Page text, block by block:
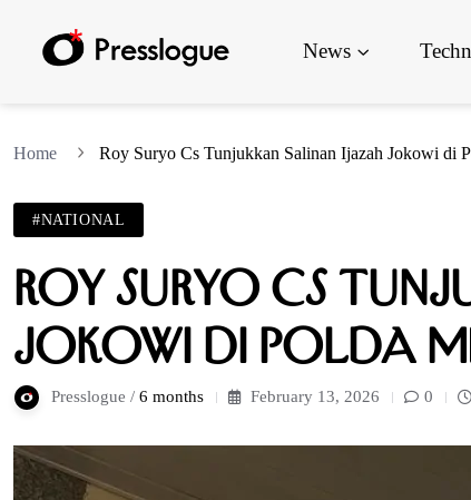
News
Home Roy Suryo Cs Tunjukkan Salinan Ijazah Jokowi di
#NATIONAL
Roy Suryo Cs
Jokowi di Polda
Presslogue / 6 months February 13, 2026 0